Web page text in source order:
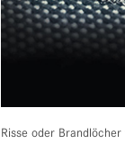
Risse oder